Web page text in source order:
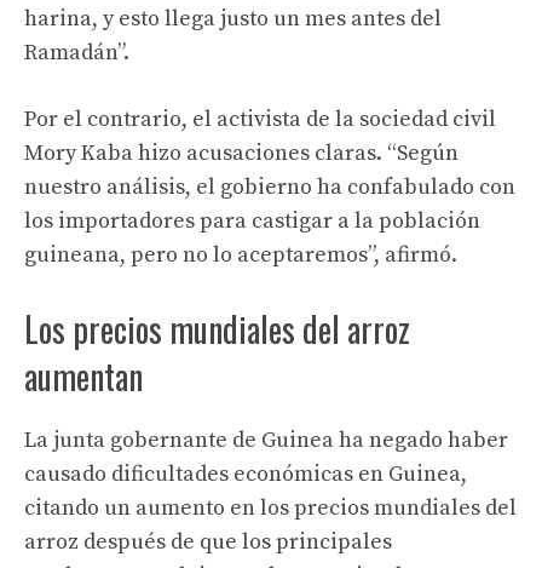
harina, y esto llega justo un mes antes del
Ramadán”.
Por el contrario, el activista de la sociedad civil
Mory Kaba hizo acusaciones claras. “Según
nuestro análisis, el gobierno ha confabulado con
los importadores para castigar a la población
guineana, pero no lo aceptaremos”, afirmó.
Los precios mundiales del arroz
aumentan
La junta gobernante de Guinea ha negado haber
causado dificultades económicas en Guinea,
citando un aumento en los precios mundiales del
arroz después de que los principales